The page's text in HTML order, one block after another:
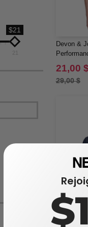
$21
Devon &
Homme
21,00
29,00 $